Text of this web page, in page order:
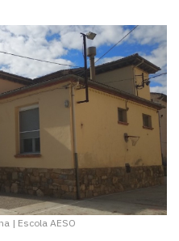
| Escola AESO